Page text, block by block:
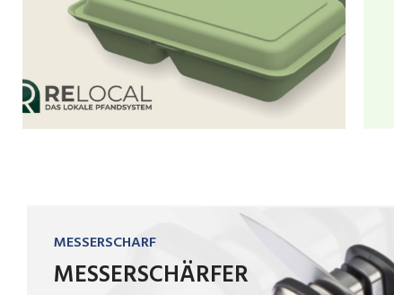
MESSERSCHARF
MESSERSCHÄRFER